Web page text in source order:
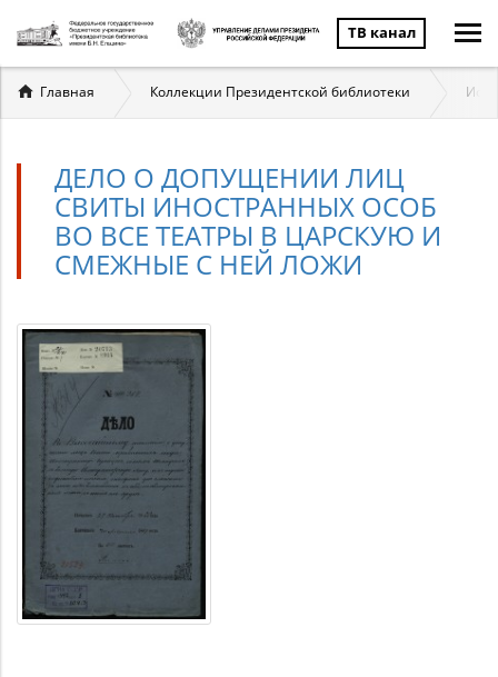
ТВ канал
Вы
здесь
Главная Коллекции Президентской библиотеки
ДЕЛО О ДОПУЩЕНИИ ЛИЦ
СВИТЫ ИНОСТРАННЫХ ОСОБ
ВО ВСЕ ТЕАТРЫ В ЦАРСКУЮ И
СМЕЖНЫЕ С НЕЙ ЛОЖИ